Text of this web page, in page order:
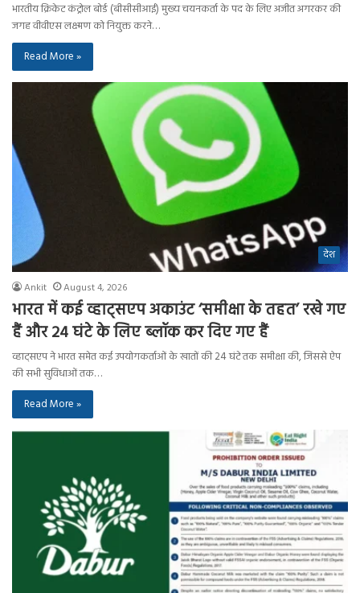
भारतीय क्रिकेट कंट्रोल बोर्ड (बीसीसीआई) मुख्य चयनकर्ता के पद के लिए अजीत अगरकर की
जगह वीवीएस लक्ष्मण को नियुक्त करने…
Read More »
देश
Ankit August 4, 2026
भारत में कई व्हाट्सएप अकाउंट ‘समीक्षा के तहत’ रखे गए
हैं और 24 घंटे के लिए ब्लॉक कर दिए गए हैं
व्हाट्सएप ने भारत समेत कई उपयोगकर्ताओं के खातों की 24 घंटे तक समीक्षा की, जिससे ऐप
की सभी सुविधाओं तक…
Read More »